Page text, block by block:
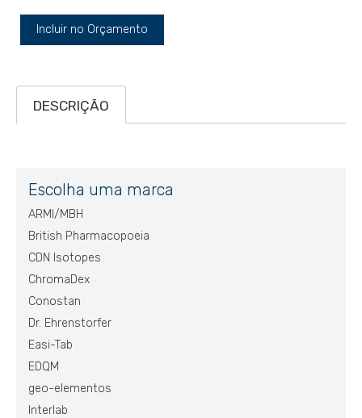
Incluir no Orçamento
DESCRIÇÃO
Escolha uma marca
ARMI/MBH
British Pharmacopoeia
CDN Isotopes
ChromaDex
Conostan
Dr. Ehrenstorfer
Easi-Tab
EDQM
geo-elementos
Interlab